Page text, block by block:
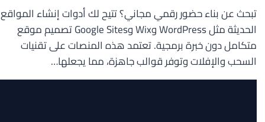
تبحث عن بناء حضور رقمي مجاني؟ تتيح لك أدوات إنشاء المواقع
الحديثة مثل WordPress وWix وGoogle Sites تصميم موقع
متكامل دون خبرة برمجية. تعتمد هذه المنصات على تقنيات
السحب والإفلات وتوفر قوالب جاهزة، مما يجعلها…